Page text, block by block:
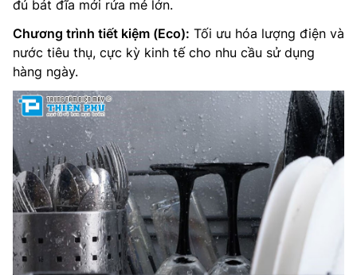
đủ bát đĩa mới rửa mẻ lớn.
Chương trình tiết kiệm (Eco): Tối ưu hóa lượng điện và
nước tiêu thụ, cực kỳ kinh tế cho nhu cầu sử dụng
hàng ngày.